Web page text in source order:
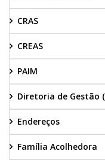
CRAS
CREAS
PAIM
Diretoria de Gestão
Endereços
Família Acolhedora